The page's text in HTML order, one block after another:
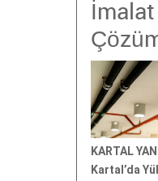
KARTAL
Kartal’da